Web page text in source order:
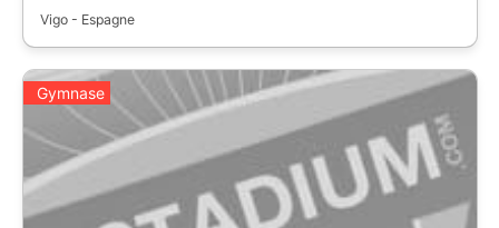
Vigo - Espagne
Gymnase